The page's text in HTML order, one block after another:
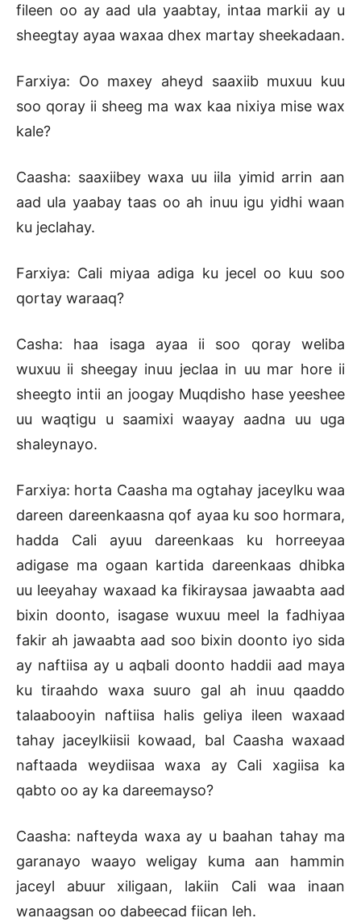
fileen oo ay aad ula yaabtay, intaa markii ay u
sheegtay ayaa waxaa dhex martay sheekadaan.
Farxiya: Oo maxey aheyd saaxiib muxuu kuu
soo qoray ii sheeg ma wax kaa nixiya mise wax
kale?
Caasha: saaxiibey waxa uu iila yimid arrin aan
aad ula yaabay taas oo ah inuu igu yidhi waan
ku jeclahay.
Farxiya: Cali miyaa adiga ku jecel oo kuu soo
qortay waraaq?
Casha: haa isaga ayaa ii soo qoray weliba
wuxuu ii sheegay inuu jeclaa in uu mar hore ii
sheegto intii an joogay Muqdisho hase yeeshee
uu waqtigu u saamixi waayay aadna uu uga
shaleynayo.
Farxiya: horta Caasha ma ogtahay jaceylku waa
dareen dareenkaasna qof ayaa ku soo hormara,
hadda Cali ayuu dareenkaas ku horreeyaa
adigase ma ogaan kartida dareenkaas dhibka
uu leeyahay waxaad ka fikiraysaa jawaabta aad
bixin doonto, isagase wuxuu meel la fadhiyaa
fakir ah jawaabta aad soo bixin doonto iyo sida
ay naftiisa ay u aqbali doonto haddii aad maya
ku tiraahdo waxa suuro gal ah inuu qaaddo
talaabooyin naftiisa halis geliya ileen waxaad
tahay jaceylkiisii kowaad, bal Caasha waxaad
naftaada weydiisaa waxa ay Cali xagiisa ka
qabto oo ay ka dareemayso?
Caasha: nafteyda waxa ay u baahan tahay ma
garanayo waayo weligay kuma aan hammin
jaceyl abuur xiligaan, lakiin Cali waa inaan
wanaagsan oo dabeecad fiican leh.